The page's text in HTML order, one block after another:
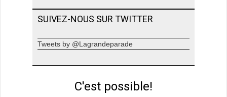
SUIVEZ-NOUS SUR TWITTER
Tweets by @Lagrandeparade
C'est possible!